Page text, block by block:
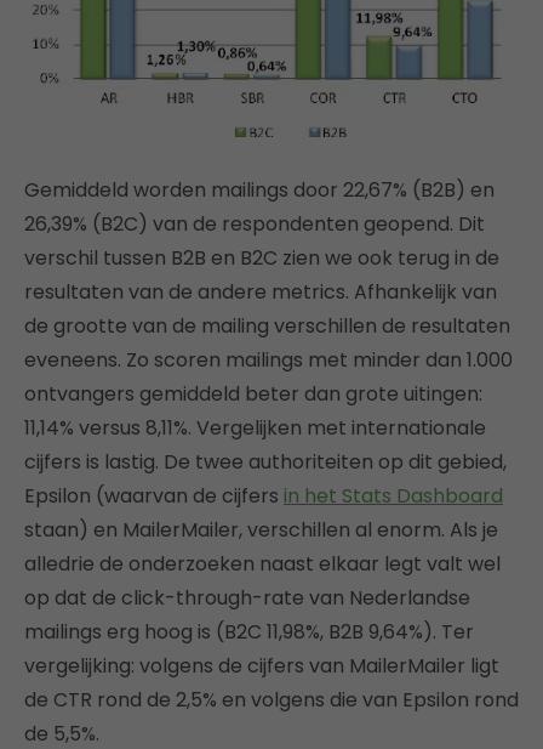
Gemiddeld worden mailings door 22,67% (B2B) en
26,39% (B2C) van de respondenten geopend. Dit
verschil tussen B2B en B2C zien we ook terug in de
resultaten van de andere metrics. Afhankelijk van
de grootte van de mailing verschillen de resultaten
eveneens. Zo scoren mailings met minder dan 1.000
ontvangers gemiddeld beter dan grote uitingen:
11,14% versus 8,11%. Vergelijken met internationale
cijfers is lastig. De twee authoriteiten op dit gebied,
Epsilon (waarvan de cijfers in het Stats Dashboard
staan) en MailerMailer, verschillen al enorm. Als je
alledrie de onderzoeken naast elkaar legt valt wel
op dat de click-through-rate van Nederlandse
mailings erg hoog is (B2C 11,98%, B2B 9,64%). Ter
vergelijking: volgens de cijfers van MailerMailer ligt
de CTR rond de 2,5% en volgens die van Epsilon rond
de 5,5%.